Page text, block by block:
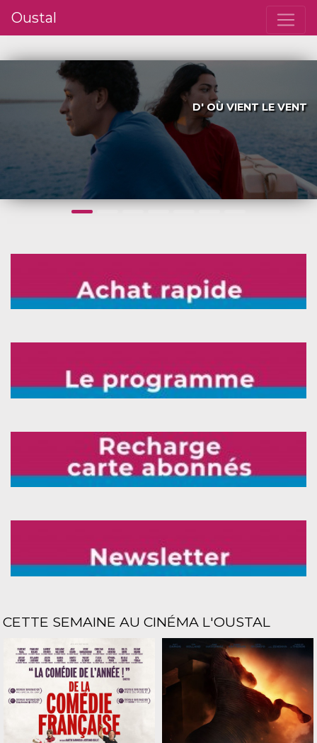
Oustal
D' OÙ VIENT LE VENT
CETTE SEMAINE AU CINÉMA L'OUSTAL